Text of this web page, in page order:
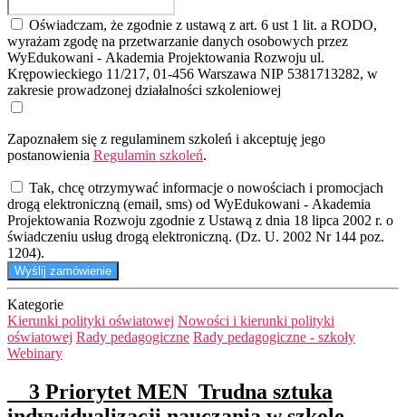
Oświadczam, że zgodnie z ustawą z art. 6 ust 1 lit. a RODO,
wyrażam zgodę na przetwarzanie danych osobowych przez
WyEdukowani - Akademia Projektowania Rozwoju ul.
Krępowieckiego 11/217, 01-456 Warszawa NIP 5381713282, w
zakresie prowadzonej działalności szkoleniowej
Zapoznałem się z regulaminem szkoleń i akceptuję jego
postanowienia Regulamin szkoleń.
Tak, chcę otrzymywać informacje o nowościach i promocjach
drogą elektroniczną (email, sms) od WyEdukowani - Akademia
Projektowania Rozwoju zgodnie z Ustawą z dnia 18 lipca 2002 r. o
świadczeniu usług drogą elektroniczną. (Dz. U. 2002 Nr 144 poz.
1204).
Wyślij zamówienie
Kategorie
Kierunki polityki oświatowej Nowości i kierunki polityki
oświatowej Rady pedagogiczne Rady pedagogiczne - szkoły
Webinary
__3 Priorytet MEN_Trudna sztuka